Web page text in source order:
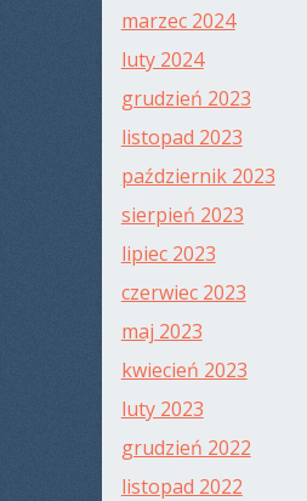
marzec 2024
luty 2024
grudzień 2023
listopad 2023
październik 2023
sierpień 2023
lipiec 2023
czerwiec 2023
maj 2023
kwiecień 2023
luty 2023
grudzień 2022
listopad 2022